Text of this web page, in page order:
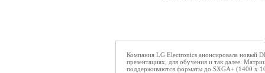
Компания LG Electronics анонсировала новый
презентациях, для обучения и так далее.
поддерживаются форматы до SXGA+ (1400 x